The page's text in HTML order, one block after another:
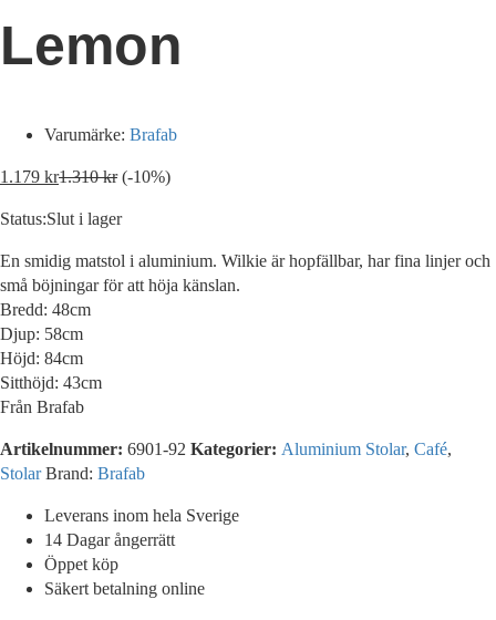
Lemon
Varumärke: Brafab
1.179 kr1.310kr (-10%)
Status:Slut i lager
En smidig matstol i aluminium. Wilkie är hopfällbar, har fina linjer och
små böjningar för att höja känslan.
Bredd: 48cm
Djup: 58cm
Höjd: 84cm
Sitthöjd: 43cm
Från Brafab
Artikelnummer: 6901-92 Kategorier: Aluminium Stolar, Café,
Stolar Brand: Brafab
Leverans inom hela Sverige
14 Dagar ångerrätt
Öppet köp
Säkert betalning online